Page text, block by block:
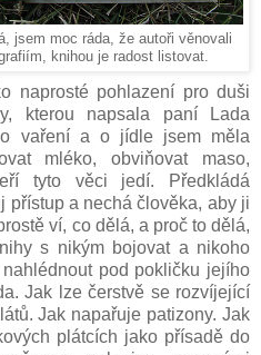
jsem moc ráda, že autoři věnovali
knihou je radost listovat.
naprosté pohlazení pro duši
kterou napsala paní Lada
vaření a o jídle jsem měla
mléko, obviňovat maso,
tyto věci jedí. Předkládá
přístup a nechá člověka, aby ji
ví, co dělá, a proč to dělá,
s nikým bojovat a nikoho
pod pokličku jejího
Jak lze čerstvě se rozvíjející
Jak napařuje patizony. Jak
plátcích jako přísadě do